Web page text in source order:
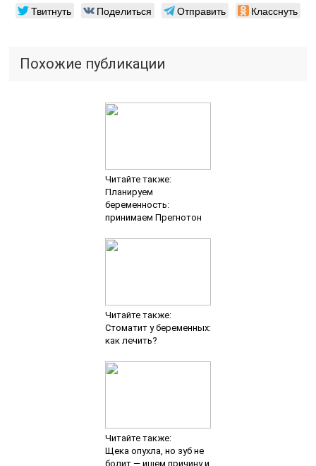
Твитнуть Поделиться Отправить Класснуть
Похожие публикации
Читайте также:
Планируем
беременность:
принимаем Прегнотон
Читайте также:
Стоматит у беременных:
как лечить?
Читайте также:
Щека опухла, но зуб не
болит — ищем причину и